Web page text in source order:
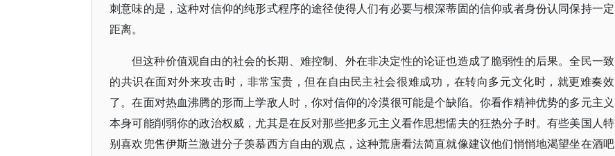
刺意味的是，这种对信仰的纯形式程序的途径使得人们有必要与根深蒂固的信仰或者身份认同保持一定
距离。
但这种价值观自由的社会的长期、难控制、外在非决定性的论证也造成了脆弱性的后果。全民一致
的共识在面对外来攻击时，非常宝贵，但在自由民主社会很难成功，在转向多元文化时，就更难奏效
了。在面对热血沸腾的形而上学敌人时，你对信仰的冷漠很可能是个缺陷。你看作精神优势的多元主义
本身可能削弱你的政治权威，尤其是在反对那些把多元主义看作思想懦夫的狂热分子时。有些美国人特
别喜欢兜售伊斯兰激进分子羡慕西方自由的观点，这种荒唐看法简直就像建议他们悄悄地渴望坐在酒吧